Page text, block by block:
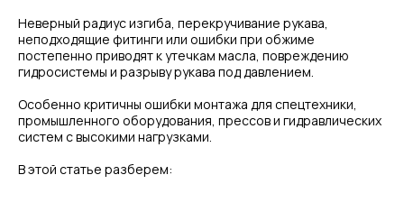
Неверный радиус изгиба, перекручивание рукава,
неподходящие фитинги или ошибки при обжиме
постепенно приводят к утечкам масла, повреждению
гидросистемы и разрыву рукава под давлением.
Особенно критичны ошибки монтажа для спецтехники,
промышленного оборудования, прессов и гидравлических
систем с высокими нагрузками.
В этой статье разберем: